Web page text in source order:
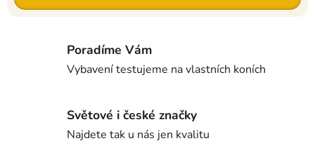
Poradíme Vám
Vybavení testujeme na vlastních koních
Světové i české značky
Najdete tak u nás jen kvalitu